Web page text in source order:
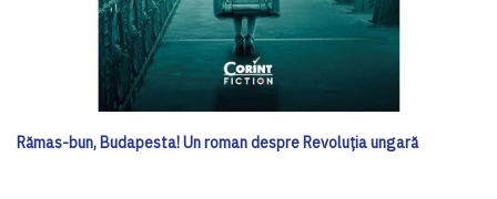
Rămas-bun, Budapesta! Un roman despre Revoluția ungară